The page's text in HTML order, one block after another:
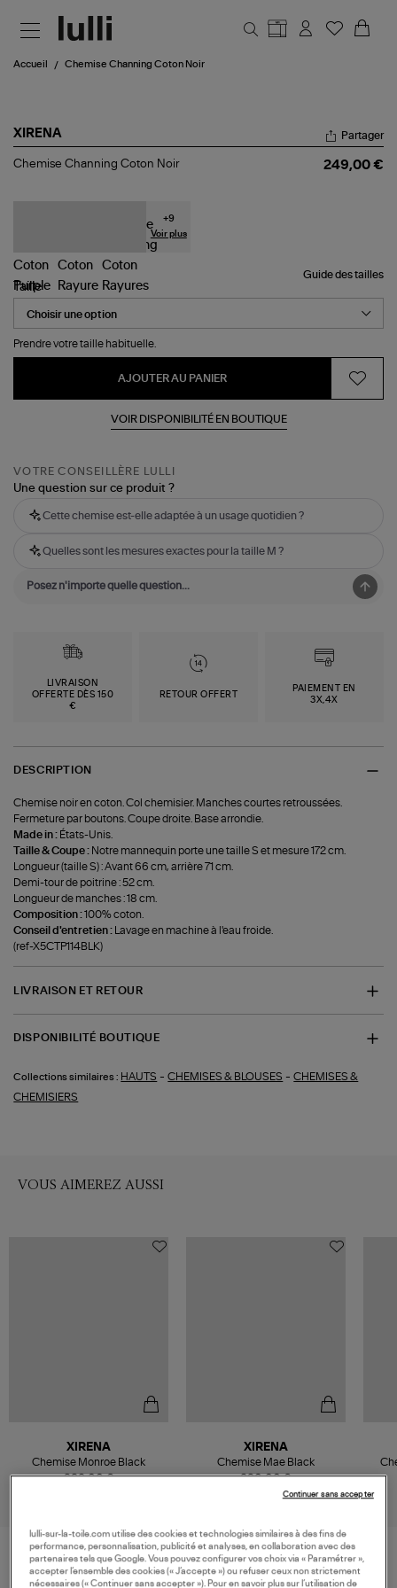
Accueil Chemise Channing Coton Noir
XIRENA
Chemise
Partager
Chemise Channing Coton Noir 249,00 €
+9
Voir plus
Guide des tailles
Taille
Prendre votre taille habituelle.
AJOUTER AU PANIER
VOIR DISPONIBILITÉ EN BOUTIQUE
VOTRE CONSEILLÈRE LULLI
Une question sur ce produit ?
Cette chemise est-elle adaptée à un usage quotidien ?
Quelles sont les mesures exactes pour la taille M ?
LIVRAISON
OFFERTE DÈS 150
€
RETOUR OFFERT
PAIEMENT EN
3X,4X
DESCRIPTION
Chemise noir en coton. Col chemisier. Manches courtes retroussées.
Fermeture par boutons. Coupe droite. Base arrondie.
Made in : États-Unis.
Taille & Coupe : Notre mannequin porte une taille S et mesure 172 cm.
Longueur (taille S) : Avant 66 cm, arrière 71 cm.
Demi-tour de poitrine : 52 cm.
Longueur de manches : 18 cm.
Composition :100% coton.
Conseil d'entretien :
Lavage en machine à l'eau froide.
(ref-X5CTP114BLK)
LIVRAISON ET RETOUR
DISPONIBILITÉ BOUTIQUE
Collections similaires : HAUTS -CHEMISES & BLOUSES -CHEMISES &
CHEMISIERS
VOUS AIMEREZ AUSSI
289,00 €
XIRENA
Chemise Monroe Black
320,00 €
XIRENA
Chemise Mae Black
VOS DERNIERS PRODUITS VUS
lulli-sur-la-toile.com utilise des cookies et technologies similaires à des fins de
performance, personnalisation, publicité et analyses, en collaboration avec des
partenaires tels que Google. Vous pouvez configurer vos choix via « Paramétrer »,
accepter l’ensemble des cookies (« J’accepte ») ou refuser ceux non strictement
nécessaires (« Continuer sans accepter »). Pour en savoir plus sur l’utilisation de
Continuer sans accepter